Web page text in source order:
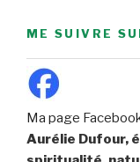
ME SUIVRE
Ma page
Aurélie Dufour,